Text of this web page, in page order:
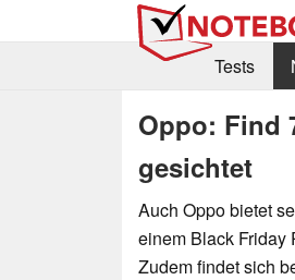
Tests
Oppo: Find
gesichtet
Auch Oppo bietet
einem Black Friday
Zudem findet sich